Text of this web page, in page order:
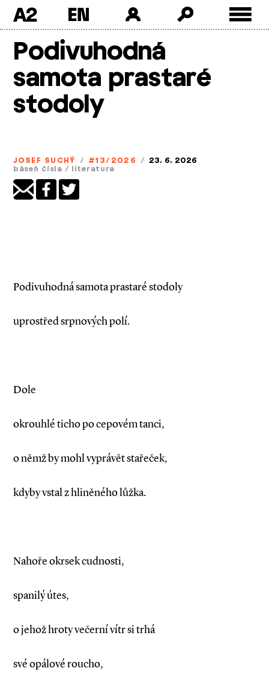
A2
Podivuhodná
samota prastaré
stodoly
JOSEF SUCHÝ / #13/2026 / 23. 6. 2026
báseň čísla / literatura
Podivuhodná samota prastaré stodoly
uprostřed srpnových polí.
Dole
okrouhlé ticho po cepovém tanci,
o němž by mohl vyprávět stařeček,
kdyby vstal z hliněného lůžka.
Nahoře okrsek cudnosti,
spanilý útes,
o jehož hroty večerní vítr si trhá
své opálové roucho,